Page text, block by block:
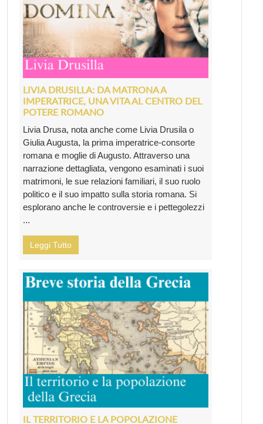
LIVIA DRUSILLA: DA MATRONA A
IMPERATRICE, UNA VITA AL CENTRO DEL
POTERE ROMANO
Livia Drusa, nota anche come Livia Drusila o
Giulia Augusta, la prima imperatrice-consorte
romana e moglie di Augusto. Attraverso una
narrazione dettagliata, vengono esaminati i suoi
matrimoni, le sue relazioni familiari, il suo ruolo
politico e il suo impatto sulla storia romana. Si
esplorano anche le controversie e i pettegolezzi
...
Leggi Tutto
IL TERRITORIO E LA POPOLAZIONE